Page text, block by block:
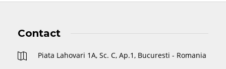
Contact
Piata Lahovari 1A, Sc. C, Ap.1, Bucuresti - Romania